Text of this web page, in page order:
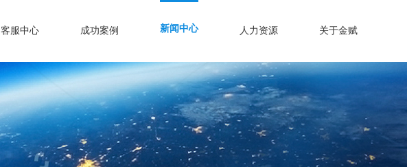
客服中心 成功案例 新闻中心 人力资源 关于金赋